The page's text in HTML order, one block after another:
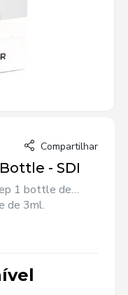
Compartilhar
- SDI
1 bottle de
de 3ml.